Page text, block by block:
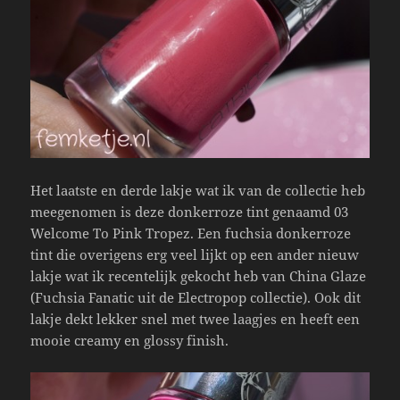
Het laatste en derde lakje wat ik van de collectie heb
meegenomen is deze donkerroze tint genaamd 03
Welcome To Pink Tropez. Een fuchsia donkerroze
tint die overigens erg veel lijkt op een ander nieuw
lakje wat ik recentelijk gekocht heb van China Glaze
(Fuchsia Fanatic uit de Electropop collectie). Ook dit
lakje dekt lekker snel met twee laagjes en heeft een
mooie creamy en glossy finish.